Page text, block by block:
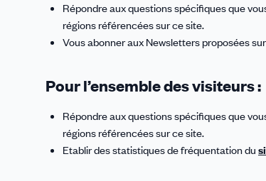
Répondre aux questions spécifiques que
régions référencées sur ce site.
Vous abonner aux Newsletters proposées
Pour l’ensemble des visiteurs :
Répondre aux questions spécifiques que
régions référencées sur ce site.
Etablir des statistiques de fréquentation du